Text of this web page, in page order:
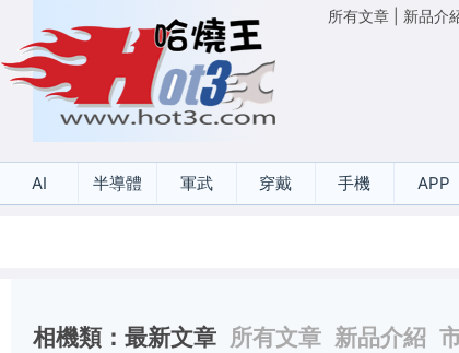
所有文章 新品介
AI 半導體 軍武 穿戴 手機 APP
相機類：最新文章 所有文章 新品介紹